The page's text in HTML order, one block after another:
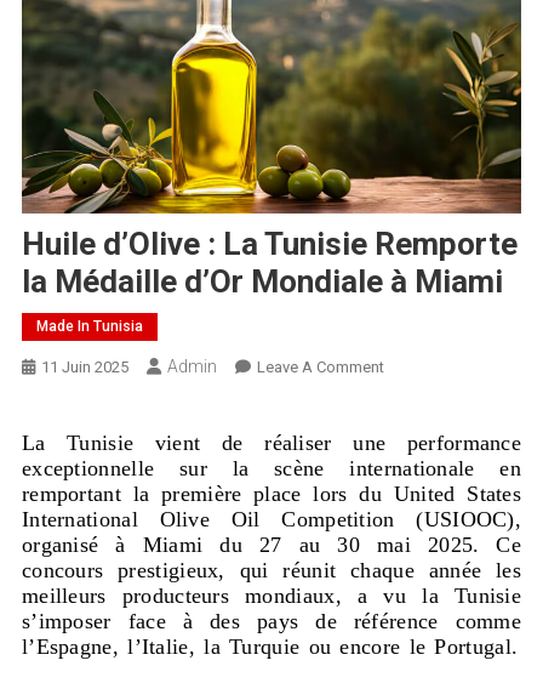
Huile d’Olive : La Tunisie Remporte
la Médaille d’Or Mondiale à Miami
Made In Tunisia
11 Juin 2025 Admin Leave A Comment
La Tunisie vient de réaliser une performance
exceptionnelle sur la scène internationale en
remportant la première place lors du United States
International Olive Oil Competition (USIOOC),
organisé à Miami du 27 au 30 mai 2025. Ce
concours prestigieux, qui réunit chaque année les
meilleurs producteurs mondiaux, a vu la Tunisie
s’imposer face à des pays de référence comme
l’Espagne, l’Italie, la Turquie ou encore le Portugal.